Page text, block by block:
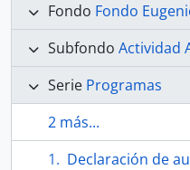
Fondo Fondo
Subfondo Actividad
Serie Programas
2 más...
Declaración de